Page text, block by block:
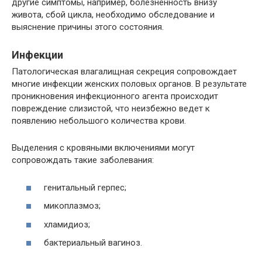
другие симптомы, например, болезненность внизу
живота, сбой цикла, необходимо обследование и
выяснение причины этого состояния.
Инфекции
Патологическая влагалищная секреция сопровождает
многие инфекции женских половых органов. В результате
проникновения инфекционного агента происходит
повреждение слизистой, что неизбежно ведет к
появлению небольшого количества крови.
Выделения с кровяными включениями могут
сопровождать такие заболевания:
генитальный герпес;
микоплазмоз;
хламидиоз;
бактериальный вагиноз.